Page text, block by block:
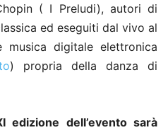
( I Preludi), autori di
ed eseguiti dal vivo al
digitale elettronica
) propria della danza di
edizione dell’evento sarà